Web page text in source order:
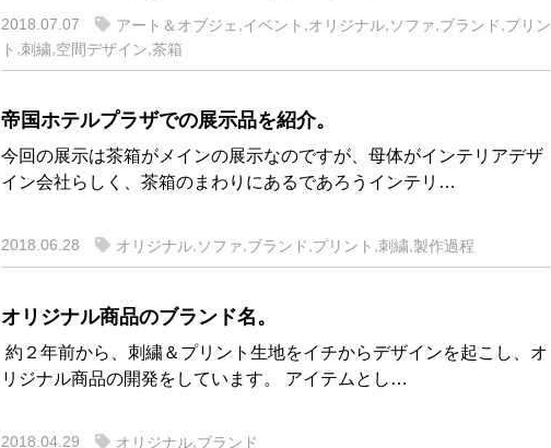
2018.07.07 アート＆オブジェ,イベント ,オリジナル,ソファ,ブランド,プリン
ト ,刺繍,空間デザイン,茶箱
帝国ホテルプラザでの展示品を紹介。
今回の展示は茶箱がメインの展示なのですが、母体がインテリアデザ
イン会社らしく、茶箱のまわりにあるであろうインテリ…
2018.06.28 オリジナル,ソファ,ブランド,プリント ,刺繍,製作過程
オリジナル商品のブランド名。
約２年前から、刺繍＆プリント生地をイチからデザインを起こし、オ
リジナル商品の開発をしています。 アイテムとし…
2018.04.29 オリジナル,ブランド